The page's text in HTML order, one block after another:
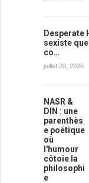
Desperate
sexiste
co…
juillet 20, 2026
NASR &
DIN : une
parenthès
e poétique
où
l'humour
côtoie la
philosophi
e